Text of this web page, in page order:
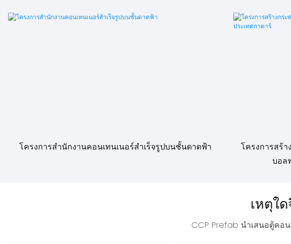
โครงการสำนักงานคอนเทนเนอร์สำเร็จรูปบนชั้นดาดฟ้า
โครงการสร้
บอล
เหตุใ
CCP Prefab นำเสนอตู้คอ